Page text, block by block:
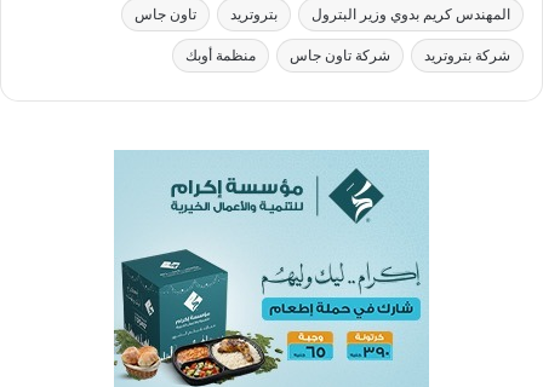
المهندس كريم بدوي وزير البترول بتروتريد تاون جاس
شركة بتروتريد شركة تاون جاس منظمة أوبك